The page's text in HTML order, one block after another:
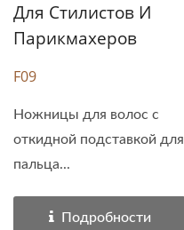
Для Стилистов И
Парикмахеров
F09
Ножницы для волос с
откидной подставкой для
пальца...
Подробности